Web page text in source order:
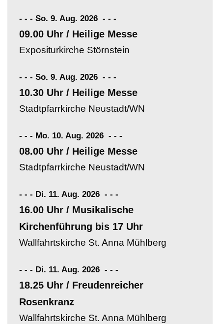
- - - So. 9. Aug. 2026 - - -
09.00 Uhr / Heilige Messe
Expositurkirche Störnstein
- - - So. 9. Aug. 2026 - - -
10.30 Uhr / Heilige Messe
Stadtpfarrkirche Neustadt/WN
- - - Mo. 10. Aug. 2026 - - -
08.00 Uhr / Heilige Messe
Stadtpfarrkirche Neustadt/WN
- - - Di. 11. Aug. 2026 - - -
16.00 Uhr / Musikalische
Kirchenführung bis 17 Uhr
Wallfahrtskirche St. Anna Mühlberg
- - - Di. 11. Aug. 2026 - - -
18.25 Uhr / Freudenreicher
Rosenkranz
Wallfahrtskirche St. Anna Mühlberg